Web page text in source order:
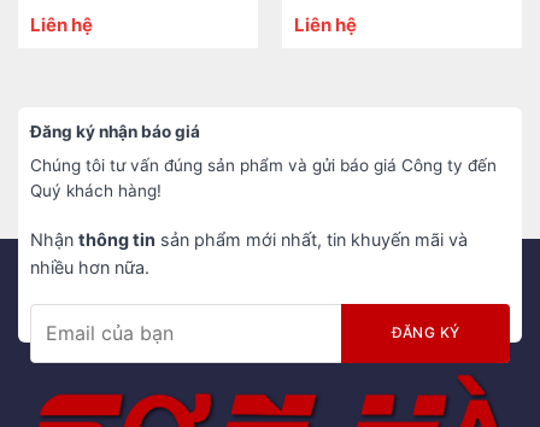
Liên hệ Liên hệ
Đăng ký nhận báo giá
Chúng tôi tư vấn đúng sản phẩm và gửi báo giá Công ty đến
Quý khách hàng!
Nhận thông tin sản phẩm mới nhất, tin khuyến mãi và
nhiều hơn nữa.